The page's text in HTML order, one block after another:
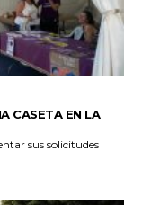
CASETA EN LA
sus solicitudes